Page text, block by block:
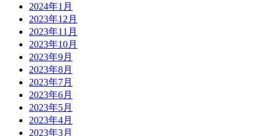
2024年1月
2023年12月
2023年11月
2023年10月
2023年9月
2023年8月
2023年7月
2023年6月
2023年5月
2023年4月
2023年3月